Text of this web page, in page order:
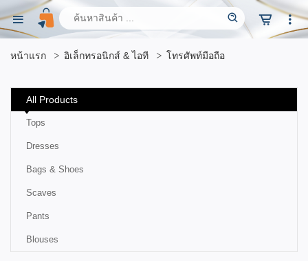
หน้าแรก อิเล็กทรอนิกส์ & ไอที โทรศัพท์มือถือ
All Products
Tops
Dresses
Bags & Shoes
Scaves
Pants
Blouses